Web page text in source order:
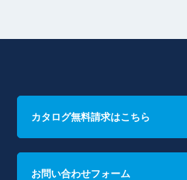
カタログ無料請求はこちら
お問い合わせフォーム